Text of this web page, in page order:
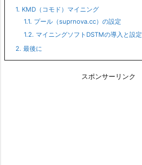
1. KMD（コモド）マイニング
1.1. プール（suprnova.cc）の設定
1.2. マイニングソフトDSTMの導入と設定
2. 最後に
スポンサーリンク